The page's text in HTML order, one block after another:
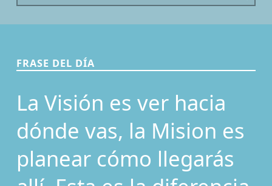
FRASE DEL DÍA
La Visión es ver hacia
dónde vas, la Mision es
planear cómo llegarás